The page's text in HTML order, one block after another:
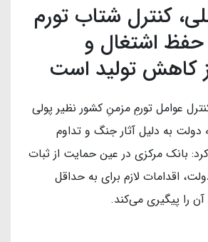
کنترل شتاب تورم
اشتغال و
کاهش تولید است
عوامل تورمِ مزمنِ کشور نظیر پولی
به دلیل آثار جنگ و تداوم
بانک مرکزی در عین حمایت از ثبات
اقدامات لازم برای به حداقل
آن را پیگیری می‌کند.